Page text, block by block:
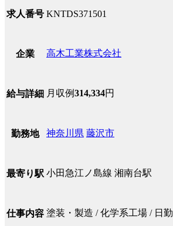
求人番号 KNTDS371501
企業 高木工業株式会社
給与詳細 月収例314,334円
勤務地 神奈川県 藤沢市
最寄り駅 小田急江ノ島線 湘南台駅
仕事内容 塗装・製造 / 化学系工場 / 日勤